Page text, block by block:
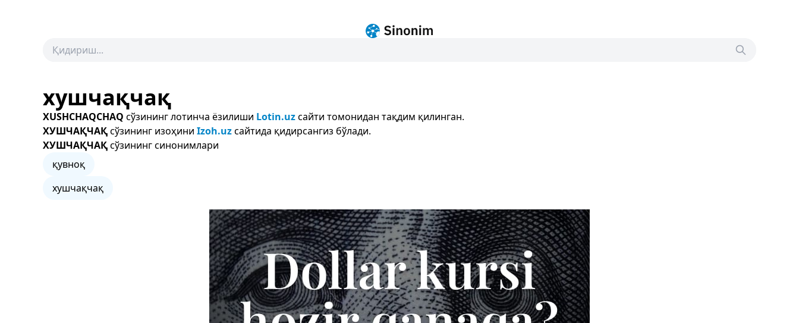
хушчақчақ
XUSHCHAQCHAQ сўзининг лотинча ёзилиши Lotin.uzсайти томонидан тақдим қилинган.
ХУШЧАҚЧАҚсўзининг изоҳини Izoh.uzсайтида қидирсангиз бўлади.
ХУШЧАҚЧАҚсўзининг синонимлари
қувноқ
хушчақчақ